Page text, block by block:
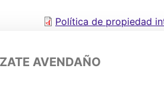
Política de propiedad
AVENDAÑO